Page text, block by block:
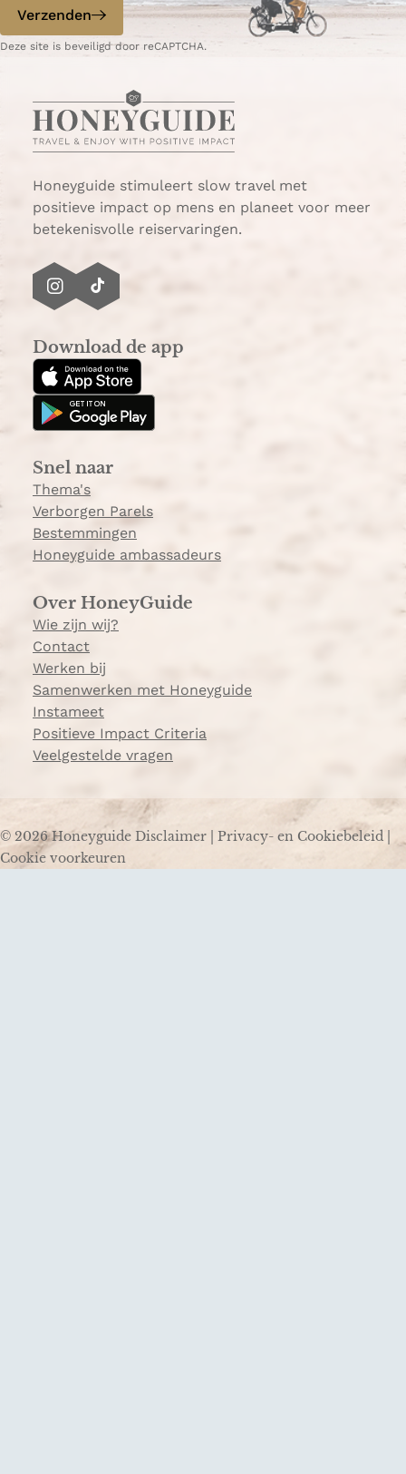
p
W
h
t
s
A
p
p
e
-
a
l
Verzenden
Deze site is beveiligd door reCAPTCHA.
Honeyguide stimuleert slow travel met
positieve impact op mens en planeet voor meer
betekenisvolle reiservaringen.
I
t
a
g
r
m
T
T
o
k
Download de app
Snel naar
Thema's
Verborgen Parels
Bestemmingen
Honeyguide ambassadeurs
Over HoneyGuide
Wie zijn wij?
Contact
Werken bij
Samenwerken met Honeyguide
Instameet
Positieve Impact Criteria
Veelgestelde vragen
© 2026 Honeyguide Disclaimer Privacy- en Cookiebeleid
Cookie voorkeuren